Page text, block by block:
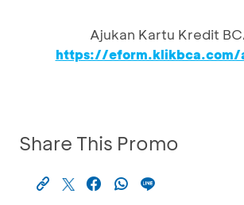
Ajukan Kartu Kredit
https://
Share This Promo